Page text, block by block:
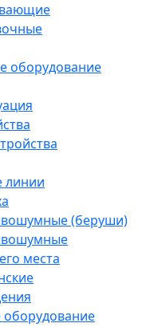
оборудование
линии
(беруши)
места